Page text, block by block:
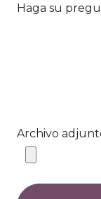
Haga su
Archivo